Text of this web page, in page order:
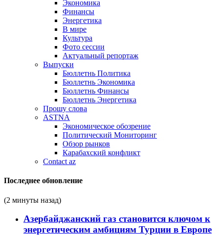
Экономика
Финансы
Энергетика
В мире
Культура
Фото сессии
Актуальный репортаж
Выпуски
Бюллетнь Политика
Бюллетнь Экономика
Бюллетнь Финансы
Бюллетнь Энергетика
Прошу слова
ASTNA
Экономическое обозрение
Политический Мониторинг
Обзор рынков
Карабахский конфликт
Contact az
Последнее обновление
(2 минуты назад)
Азербайджанский газ становится ключом к
энергетическим амбициям Турции в Европе